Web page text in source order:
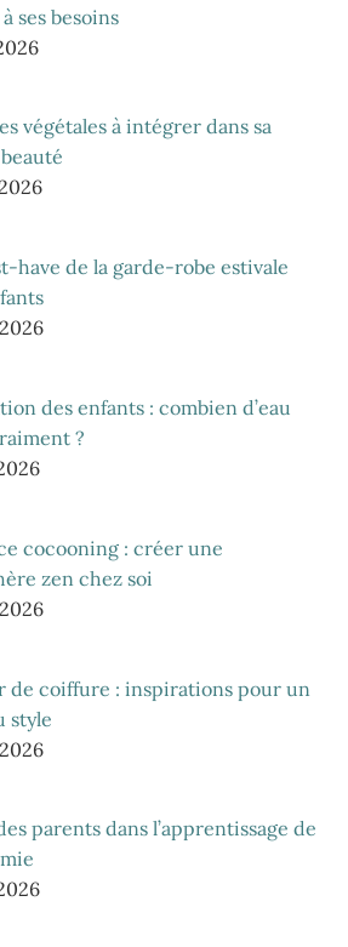
ses besoins
végétales à intégrer dans sa
have de la garde-robe estivale
des enfants : combien d’eau
?
cocooning : créer une
zen chez soi
de coiffure : inspirations pour un
style
parents dans l’apprentissage de